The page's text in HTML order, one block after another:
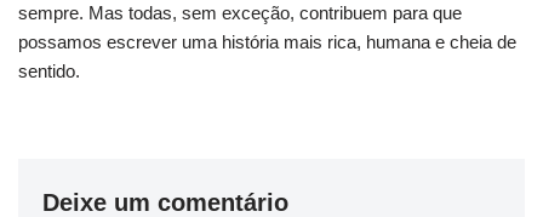
sempre. Mas todas, sem exceção, contribuem para que
possamos escrever uma história mais rica, humana e cheia de
sentido.
Deixe um comentário